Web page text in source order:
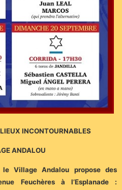
INCONTOURNABLES
ANDALOU
Village Andalou propose des
Feuchères à l’Esplanade :